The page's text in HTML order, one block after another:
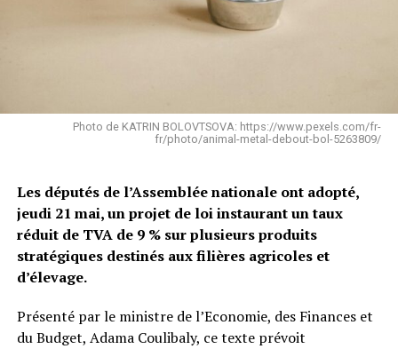
Photo de KATRIN BOLOVTSOVA: https://www.pexels.com/fr-
fr/photo/animal-metal-debout-bol-5263809/
Les députés de l’Assemblée nationale ont adopté,
jeudi 21 mai, un projet de loi instaurant un taux
réduit de TVA de 9 % sur plusieurs produits
stratégiques destinés aux filières agricoles et
d’élevage.
Présenté par le ministre de l’Economie, des Finances et
du Budget, Adama Coulibaly, ce texte prévoit